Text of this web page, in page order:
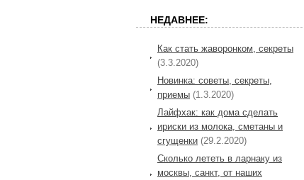
НЕДАВНЕЕ:
Как стать жаворонком, секреты
(3.3.2020)
Новинка: советы, секреты,
приемы (1.3.2020)
Лайфхак: как дома сделать
ириски из молока, сметаны и
сгущенки (29.2.2020)
Сколько лететь в ларнаку из
москвы, санкт, от наших